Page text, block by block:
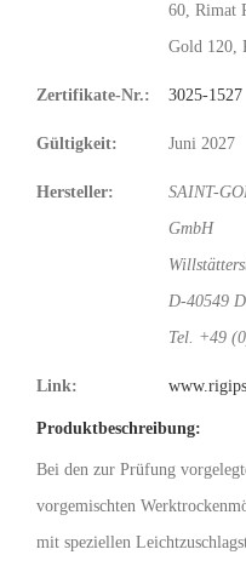
60, Rimat
Gold 120,
Zertifikate-Nr.: 3025-1527
Gültigkeit: Juni 2027
Hersteller:
SAINT-
GmbH
D-40549
Tel. +49
Link:
Produktbeschreibung:
Bei den zur Prüfung
vorgemischten
mit speziellen